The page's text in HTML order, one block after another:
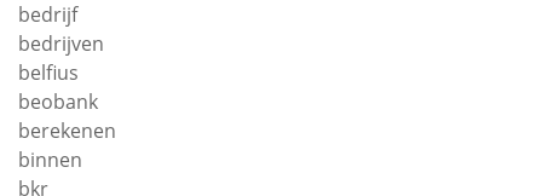
bedrijf
bedrijven
belfius
beobank
berekenen
binnen
bkr